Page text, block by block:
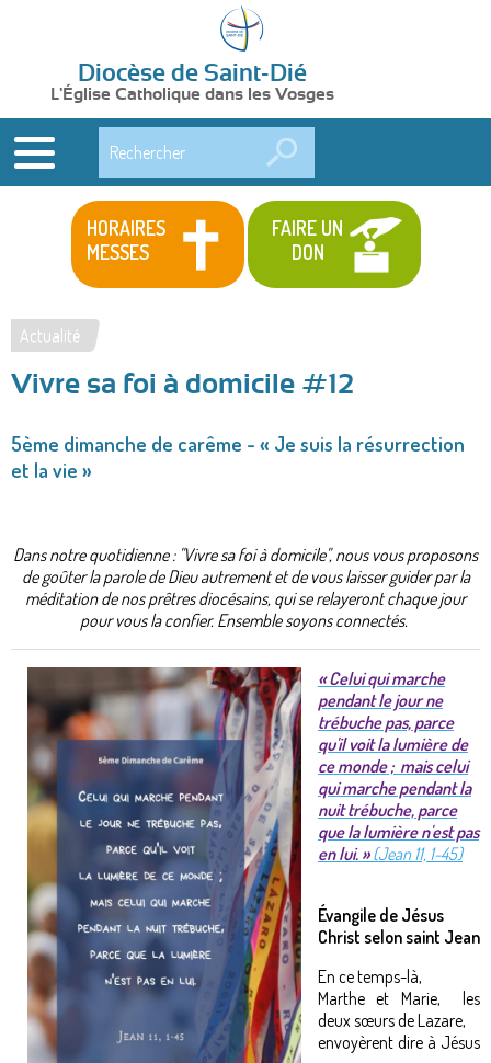
Diocèse de Saint-Dié
L'Église Catholique dans les Vosges
HORAIRES
MESSES
FAIRE UN
DON
Vous
êtes
ici
Actualité
Vivre sa foi à domicile #12
5ème dimanche de carême - « Je suis la résurrection
et la vie »
Dans notre quotidienne : "Vivre sa foi à domicile", nous vous proposons
de goûter la parole de Dieu autrement et de vous laisser guider par la
méditation de nos prêtres diocésains, qui se relayeront chaque jour
pour vous la confier. Ensemble soyons connectés.
« Celui qui marche
pendant le jour ne
trébuche pas, parce
qu'il voit la lumière de
ce monde ; mais celui
qui marche pendant la
nuit trébuche, parce
que la lumière n'est pas
en lui. »(Jean 11, 1-45)
Évangile de Jésus
Christ selon saint Jean
En ce temps-là,
Marthe et Marie, les
deux sœurs de Lazare,
envoyèrent dire à Jésus